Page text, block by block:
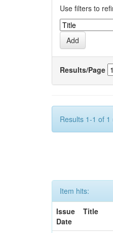
Use filters to
Results/Page
Results 1-1 of
Item hits:
Issue
Date
Title